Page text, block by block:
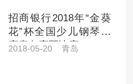
招商银行2018年“金葵
花”杯全国少儿钢琴大
赛青岛赛区决赛
2018-05-20 青岛